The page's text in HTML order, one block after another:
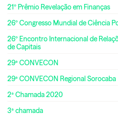
21º Prêmio Revelação em Finanças
26º Congresso Mundial de Ciência
26º Encontro Internacional de
de Capitais
29ª CONVECON
29ª CONVECON Regional Sorocaba
2ª Chamada 2020
3ª chamada